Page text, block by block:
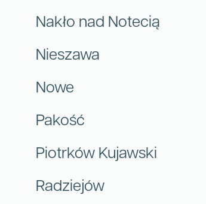
Nakło nad Notecią
Nieszawa
Nowe
Pakość
Piotrków Kujawski
Radziejów